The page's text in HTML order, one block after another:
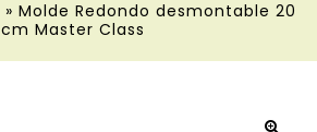
» Molde Redondo desmontable 20
cm Master Class